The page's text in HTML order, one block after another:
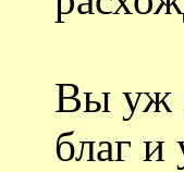
Вы уж
благ и